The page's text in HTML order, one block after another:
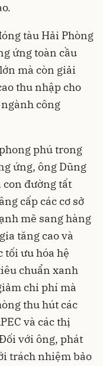
tàu Hải Phòng
ứng toàn cầu
mà còn giải
thu nhập cho
công
phú trong
ứng, ông Dũng
đường tất
cấp các cơ sở
mẽ sang hàng
tăng cao và
tối ưu hóa hệ
chuẩn xanh
chi phí mà
thu hút các
và các thị
với ông, phát
trách nhiệm bảo